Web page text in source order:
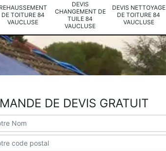
REHAUSSEMENT
DE TOITURE 84
VAUCLUSE
DEVIS
CHANGEMENT DE
TUILE 84
VAUCLUSE
DEVIS NETTOYAGE
DE TOITURE 84
VAUCLUSE
DE DEVIS GRATUIT